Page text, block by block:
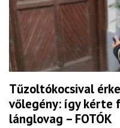
Tűzoltókocsival
vőlegény: így kérte
lánglovag – FOTÓK